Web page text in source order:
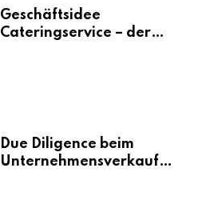
Geschäftsidee
Cateringservice – der
Due Diligence beim
Unternehmensverkauf